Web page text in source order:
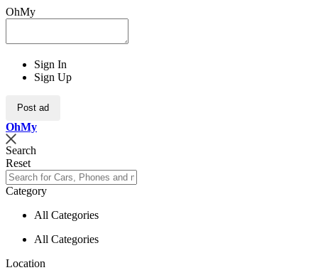
OhMy
Sign In
Sign Up
Post ad
OhMy
Search
Reset
Category
All Categories
All Categories
Location